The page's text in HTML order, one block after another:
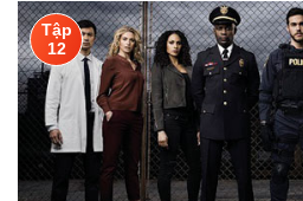
Tập
12